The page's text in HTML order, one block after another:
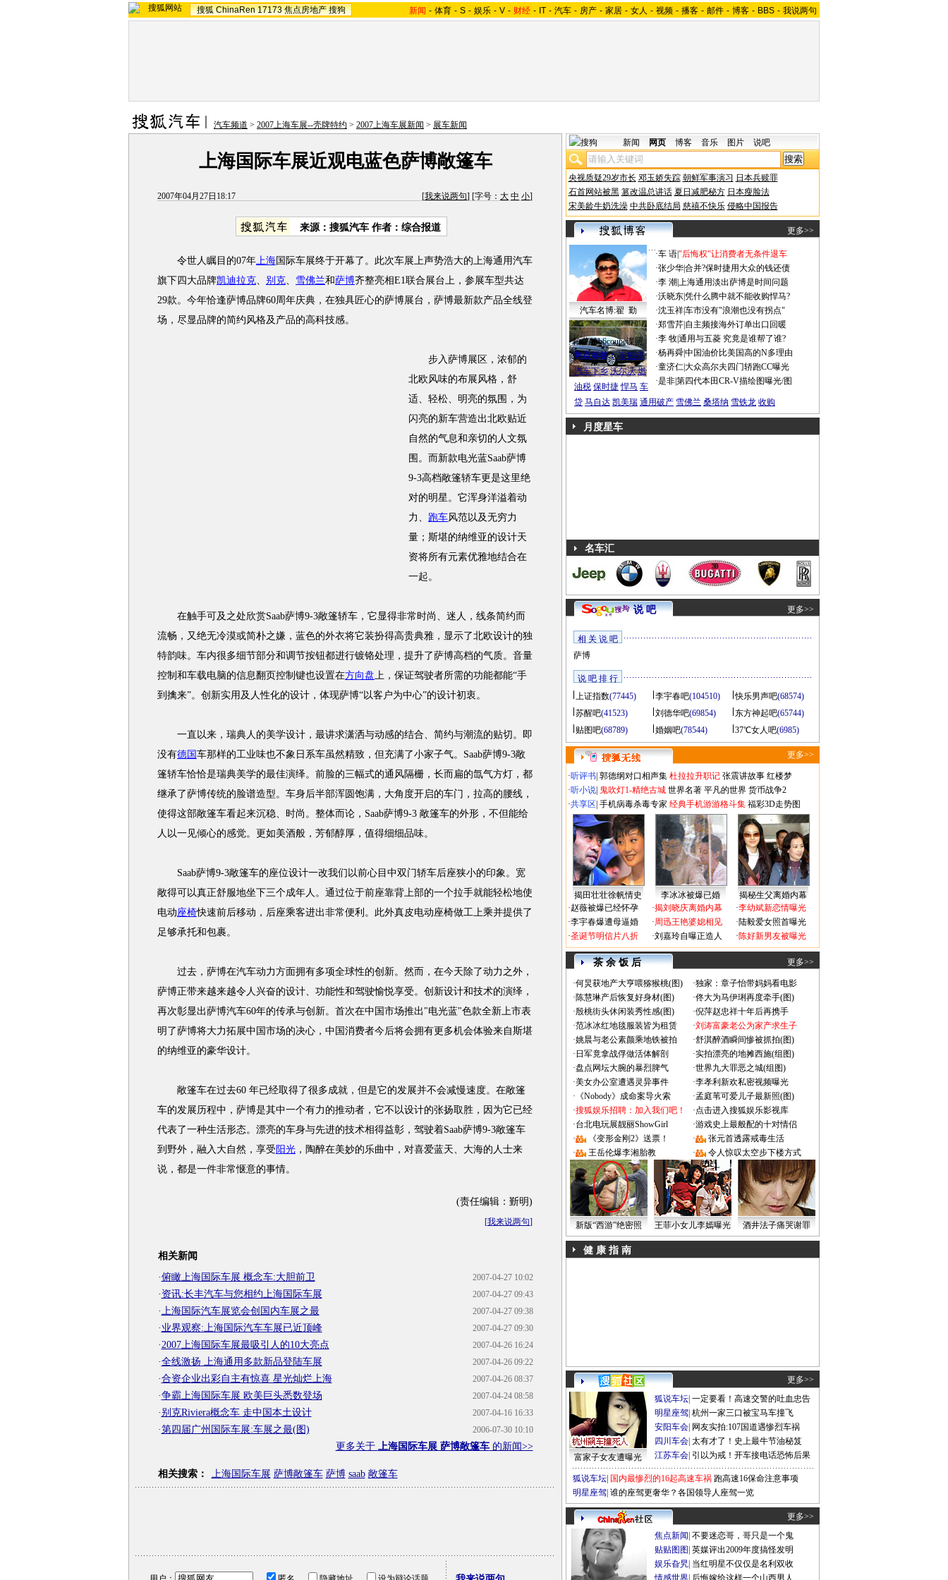
搜狐 ChinaRen 17173 焦点房地产 搜狗 新闻 - 体育 - S - 娱乐 - V - 财经 - IT - 汽车 - 房产 - 家居 - 女人 - 视频 - 播客 - 邮件 - 博客 - BBS - 我说两句
汽车频道 > 2007上海车展--壳牌特约 > 2007上海车展新闻 > 展车新闻
上海国际车展近观电蓝色萨博敞篷车
2007年04月27日18:17 [我来说两句] [字号： 大 中 小]
来源：搜狐汽车 作者：综合报道
令世人瞩目的07年上海国际车展终于开幕了。此次车展上声势浩大的上海通用汽车
旗下四大品牌凯迪拉克、 别克、 雪佛兰和萨博齐整亮相E1联合展台上，参展车型共达
29款。今年恰逢萨博品牌60周年庆典，在独具匠心的萨博展台，萨博最新款产品全线登
场，尽显品牌的简约风格及产品的高科技感。
步入萨博展区，浓郁的
北欧风味的布展风格，舒
适、轻松、明亮的氛围，为
闪亮的新车营造出北欧贴近
自然的气息和亲切的人文氛
围。而新款电光蓝Saab萨博
9-3高档敞篷轿车更是这里绝
对的明星。它浑身洋溢着动
力、 跑车风范以及无穷力
量；斯堪的纳维亚的设计天
资将所有元素优雅地结合在
一起。
在触手可及之处欣赏Saab萨博9-3敞篷轿车，它显得非常时尚、迷人，线条简约而
流畅，又绝无冷漠或简朴之嫌，蓝色的外衣将它装扮得高贵典雅，显示了北欧设计的独
特韵味。车内很多细节部分和调节按钮都进行镀铬处理，提升了萨博高档的气质。音量
控制和车载电脑的信息翻页控制键也设置在方向盘上，保证驾驶者所需的功能都能“手
到擒来”。创新实用及人性化的设计，体现萨博“以客户为中心”的设计初衷。
一直以来，瑞典人的美学设计，最讲求潇洒与动感的结合、简约与潮流的贴切。即
没有德国 车那样的工业味也不象日系车虽然精致，但充满了小家子气。Saab萨博9-3敞
篷轿车恰恰是瑞典美学的最佳演绎。前脸的三幅式的通风隔栅，长而扁的氙气方灯，都
继承了萨博传统的脸谱造型。车身后半部浑圆饱满，大角度开启的车门，拉高的腰线，
使得这部敞篷车看起来沉稳、时尚。整体而论，Saab萨博9-3 敞篷车的外形，不但能给
人以一见倾心的感觉。更如美酒般，芳郁醇厚，值得细细品味。
Saab萨博9-3敞篷车的座位设计一改我们以前心目中双门轿车后座狭小的印象。宽
敞得可以真正舒服地坐下三个成年人。通过位于前座靠背上部的一个拉手就能轻松地使
电动座椅快速前后移动，后座乘客进出非常便利。此外真皮电动座椅做工上乘并提供了
足够承托和包裹。
过去，萨博在汽车动力方面拥有多项全球性的创新。然而，在今天除了动力之外，
萨博正带来越来越令人兴奋的设计、功能性和驾驶愉悦享受。创新设计和技术的演绎，
再次彰显出萨博汽车60年的传承与创新。首次在中国市场推出"电光蓝"色款全新上市表
明了萨博将大力拓展中国市场的决心，中国消费者今后将会拥有更多机会体验来自斯堪
的纳维亚的豪华设计。
敞篷车在过去60 年已经取得了很多成就，但是它的发展并不会减慢速度。在敞篷
车的发展历程中，萨博是其中一个有力的推动者，它不以设计的张扬取胜，因为它已经
代表了一种生活形态。漂亮的车身与先进的技术相得益彰，驾驶着Saab萨博9-3敞篷车
到野外，融入大自然，享受 阳光 ，陶醉在美妙的乐曲中，对喜爱蓝天、大海的人士来
说，都是一件非常惬意的事情。
(责任编辑：斳明)
[我来说两句]
相关新闻
2007-04-27 10:02
·俯瞰上海国际车展 概念车:大胆前卫
2007-04-27 09:43
· 资讯:长丰汽车与您相约上海国际车展
2007-04-27 09:38
·上海国际汽车展览会创国内车展之最
2007-04-27 09:30
· 业界观察:上海国际汽车车展已近顶峰
2007-04-26 16:24
·2007上海国际车展最吸引人的10大亮点
2007-04-26 09:22
·全线激扬 上海通用多款新品登陆车展
2007-04-26 08:37
·合资企业出彩自主有惊喜 星光灿烂上海
2007-04-24 08:58
·争霸上海国际车展 欧美巨头悉数登场
2007-04-16 16:33
·别克Riviera概念车 走中国本土设计
2006-07-30 10:10
·第四届广州国际车展:车展之最(图)
更多关于 上海国际车展 萨博敞篷车的新闻>>
相关搜索： 上海国际车展 萨博敞篷车 萨博 saab 敞篷车
新闻 网页 博客 音乐 图片 说吧
央视质疑29岁市长 邓玉娇失踪 朝鲜军事演习 日本兵赎罪
石首网站被黑 篡改温总讲话 夏日减肥秘方 日本瘦脸法
宋美龄牛奶洗澡 中共卧底结局 慈禧不快乐 侵略中国报告
更多>>
汽车名博:翟 勤
帕萨特b6coupe谍照
·车 语|"后悔权"让消费者无条件退车
·张少华|合并?保时捷用大众的钱还债
·李 潮 上海通用淡出萨博是时间问题
·沃晓东|凭什么腾中就不能收购悍马?
·沈玉祥|车市没有"浪潮也没有拐点"
·郑雪芹| 自主频接海外订单出口回暖
·李 牧|通用与五菱 究竟是谁帮了谁?
·杨再舜|中国油价比美国高的N多理由
·童济仁|大众高尔夫四门轿跑CC曝光
·是非|第四代本田CR-V描绘图曝光/图
热点标签： 车船税
汽车下乡 沃尔沃 燃
油税 保时捷 悍马 车
贷 马自达 凯美瑞 通用破产 雪佛兰 桑塔纳 雪铁龙 收购
月度星车
名车汇
说 吧 更多>>
相 关 说 吧
萨博
说 吧 排 行
上证指数(77445) 李宇春吧(104510) 快乐男声吧(68574)
苏醒吧(41523) 刘德华吧(69854) 东方神起吧(65744)
贴图吧(68789) 婚姻吧(78544) 37℃女人吧(6985)
更多>>
·听评书 郭德纲对口相声集 杜拉拉升职记 张震讲故事 红楼梦
·听小说 鬼吹灯1-精绝古城 世界名著 平凡的世界 货币战争2
·共享区 手机病毒杀毒专家 经典手机游游格斗集 福彩3D走势图
揭田壮壮徐帆情史 李冰冰被爆已婚
揭秘生父离婚内幕
·赵薇被爆已经怀孕
·李宇春爆遭母逼婚
·圣诞节明信片八折
·揭刘晓庆离婚内幕
·周迅王艳婆媳相见
·刘嘉玲自曝正造人
·李幼斌新恋情曝光
·陆毅爱女照首曝光
·陈好新男友被曝光
茶 余 饭 后 更多>>
·何炅获地产大亨喂猕猴桃(图) ·独家：章子怡带妈妈看电影
·陈慧琳产后恢复好身材(图) ·佟大为马伊琍再度牵手(图)
·殷桃街头休闲装秀性感(图) ·倪萍赵忠祥十年后再携手
·范冰冰红地毯服装皆为租赁 ·刘涛富豪老公为家产求生子
·姚晨与老公素颜乘地铁被拍 ·舒淇醉酒瞬间惨被抓拍(图)
· 日军竟拿战俘做活体解剖 ·实拍漂亮的地摊西施(组图)
·盘点网坛大腕的暴烈脾气 ·世界九大罪恶之城(组图)
·美女办公室遭遇灵异事件 ·李孝利新欢私密视频曝光
· 《Nobody》成命案导火索 ·孟庭苇可爱儿子最新照(图)
·搜狐娱乐招聘：加入我们吧！ ·点击进入搜狐娱乐影视库
·台北电玩展靓丽ShowGirl ·游戏史上最般配的十对情侣
·
《变形金刚2》送票！ ·
张元首透露戒毒生活
·
王岳伦爆李湘胎教 · 令人惊叹太空步下楼方式
新版“西游”绝密照 王菲小女儿李嫣曝光 酒井法子痛哭谢罪
健 康 指 南
更多>>
富家子女友遭曝光
狐说车坛 一定要看！高速交警的吐血忠告
明星座驾 杭州一家三口被宝马车撞飞
安阳车会 网友实拍:107国道遇惨烈车祸
四川车会 太有才了！史上最牛节油秘笈
江苏车会 引以为戒！开车接电话恐怖后果
狐说车坛 国内最惨烈的16起高速车祸 跑高速16保命注意事项
明星座驾 谁的座驾更奢华？各国领导人座驾一览
更多>>
焦点新闻 不要迷恋哥，哥只是一个鬼
贴贴图图 英媒评出2009年度搞怪发明
娱乐旮旯 当红明星不仅仅是名利双收
情感世界 后悔嫁给这样一个山西男人